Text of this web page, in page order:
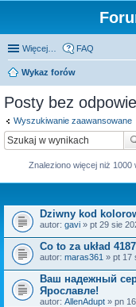
Więcej… FAQ
Wykaz forów
Posty bez
Wyszukiwanie zaawansowane
Znaleziono więcej niż 1000
Dziwny kod
autor: gavi » pt 29 sie
Co to za układ
autor: maras361 » pt 17
Ваш надежный
Ярославле!
autor: AllenAdupt » pn